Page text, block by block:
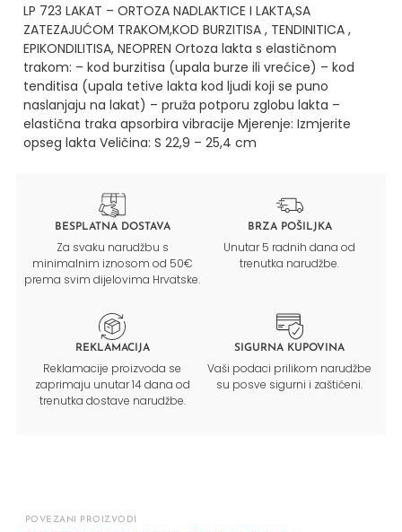
LP 723 LAKAT – ORTOZA NADLAKTICE I LAKTA,SA
ZATEZAJUĆOM TRAKOM,KOD BURZITISA , TENDINITICA ,
EPIKONDILITISA, NEOPREN Ortoza lakta s elastičnom
trakom: – kod burzitisa (upala burze ili vrećice) – kod
tenditisa (upala tetive lakta kod ljudi koji se puno
naslanjaju na lakat) – pruža potporu zglobu lakta –
elastična traka apsorbira vibracije Mjerenje: Izmjerite
opseg lakta Veličina: S 22,9 – 25,4 cm
BESPLATNA DOSTAVA
Za svaku narudžbu s
minimalnim iznosom od 50€
prema svim dijelovima Hrvatske.
BRZA POŠILJKA
Unutar 5 radnih dana od
trenutka narudžbe.
REKLAMACIJA
Reklamacije proizvoda se
zaprimaju unutar 14 dana od
trenutka dostave narudžbe.
SIGURNA KUPOVINA
Vaši podaci prilikom narudžbe
su posve sigurni i zaštićeni.
POVEZANI PROIZVODI